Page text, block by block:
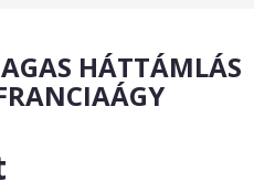
HÁTTÁMLÁS